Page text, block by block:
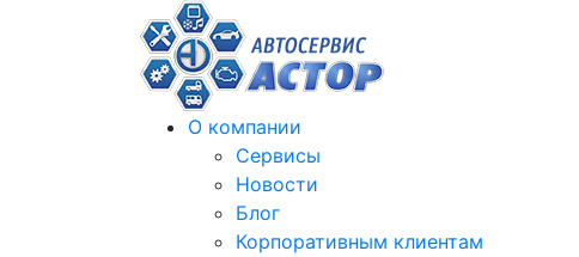
О компании
Сервисы
Новости
Блог
Корпоративным клиентам